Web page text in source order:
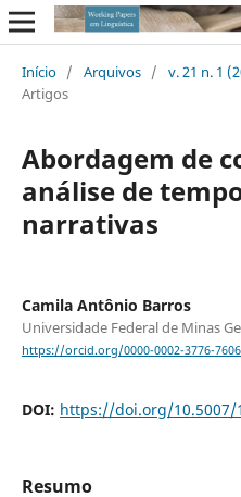
Início / Arquivos / v. 21 n. 1
Artigos
Abordagem de
análise de
narrativas
Camila Antônio Barros
Universidade Federal de Minas
https://orcid.org/0000-0002-3776-7606
DOI: https://doi.org/10.5007/
Resumo